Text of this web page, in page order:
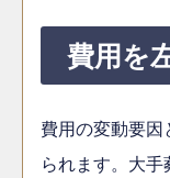
費用を
費用の変動要
られます。大手